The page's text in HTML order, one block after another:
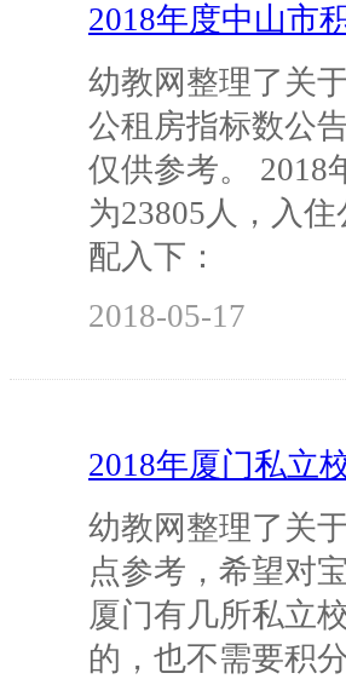
2018年度中山市
幼教网整理了关
公租房指标数公
仅供参考。 2018
为23805人，入
配入下：
2018-05-17
2018年厦门私立
幼教网整理了关
点参考，希望对
厦门有几所私立
的，也不需要积